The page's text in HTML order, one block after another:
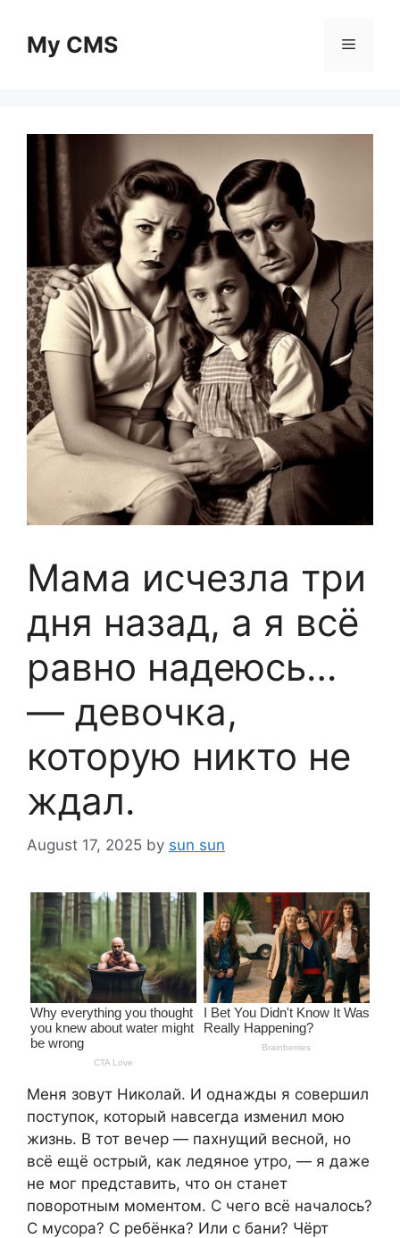
contentMy CMS Menu
Мама исчезла три
дня назад, а я всё
равно надеюсь…
— девочка,
которую никто не
ждал.
August 17, 2025 by sun sun
Меня зовут Николай. И однажды я совершил
поступок, который навсегда изменил мою
жизнь. В тот вечер — пахнущий весной, но
всё ещё острый, как ледяное утро, — я даже
не мог представить, что он станет
поворотным моментом. С чего всё началось?
С мусора? С ребёнка? Или с бани? Чёрт